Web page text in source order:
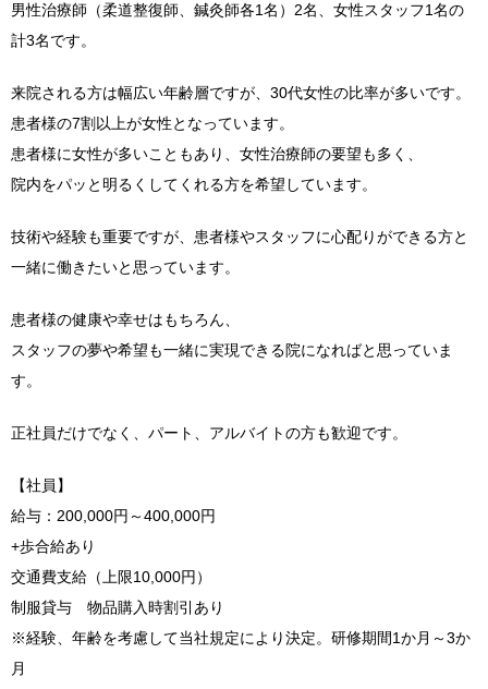
男性治療師（柔道整復師、鍼灸師各1名）2名、女性スタッフ1名の
計3名です。
来院される方は幅広い年齢層ですが、30代女性の比率が多いです。
患者様の7割以上が女性となっています。
患者様に女性が多いこともあり、女性治療師の要望も多く、
院内をパッと明るくしてくれる方を希望しています。
技術や経験も重要ですが、患者様やスタッフに心配りができる方と
一緒に働きたいと思っています。
患者様の健康や幸せはもちろん、
スタッフの夢や希望も一緒に実現できる院になればと思っていま
す。
正社員だけでなく、パート、アルバイトの方も歓迎です。
【社員】
給与：200,000円～400,000円
+歩合給あり
交通費支給（上限10,000円）
制服貸与 物品購入時割引あり
※経験、年齢を考慮して当社規定により決定。研修期間1か月～3か
月